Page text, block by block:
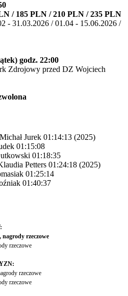
/ 185 PLN / 210 PLN / 235 PLN
- 31.03.2026 / 01.04 - 15.06.2026 /
godz. 22:00
Zdrojowy przed DZ Wojciech
Michał Jurek 01:14:13 (2025)
01:15:08
01:18:35
Petters 01:24:18 (2025)
01:25:14
01:40:37
rzeczowe
rzeczowe
rzeczowe
rzeczowe